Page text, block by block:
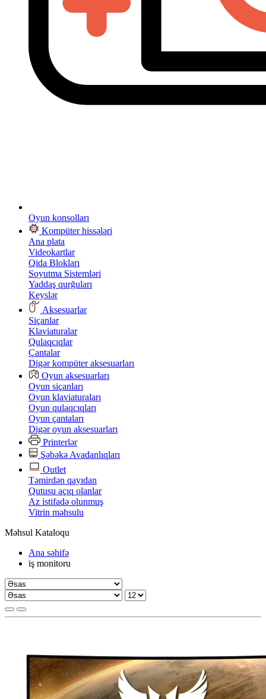
Oyun konsolları
Kompüter hissələri
Ana plata
Videokartlar
Qida Blokları
Soyutma Sistemləri
Yaddaş qurğuları
Keyslər
Aksesuarlar
Siçanlar
Klaviaturalar
Qulaqcıqlar
Çantalar
Digər kompüter aksesuarları
Oyun aksesuarları
Oyun siçanları
Oyun klaviaturaları
Oyun qulaqcıqları
Oyun çantaları
Digər oyun aksesuarları
Printerlər
Şəbəkə Avadanlıqları
Outlet
Təmirdən qayıdan
Qutusu açıq olanlar
Az istifadə olunmuş
Vitrin məhsulu
Məhsul Kataloqu
Ana səhifə
iş monitoru